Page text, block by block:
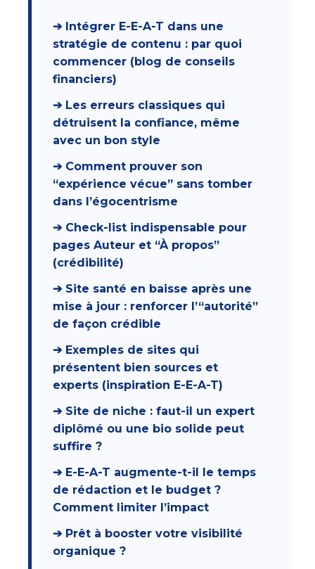
➔ Intégrer E-E-A-T dans une
stratégie de contenu : par quoi
commencer (blog de conseils
financiers)
➔ Les erreurs classiques qui
détruisent la confiance, même
avec un bon style
➔ Comment prouver son
“expérience vécue” sans tomber
dans l’égocentrisme
➔ Check-list indispensable pour
pages Auteur et “À propos”
(crédibilité)
➔ Site santé en baisse après une
mise à jour : renforcer l’“autorité”
de façon crédible
➔ Exemples de sites qui
présentent bien sources et
experts (inspiration E-E-A-T)
➔ Site de niche : faut-il un expert
diplômé ou une bio solide peut
suffire ?
➔ E-E-A-T augmente-t-il le temps
de rédaction et le budget ?
Comment limiter l’impact
➔ Prêt à booster votre visibilité
organique ?